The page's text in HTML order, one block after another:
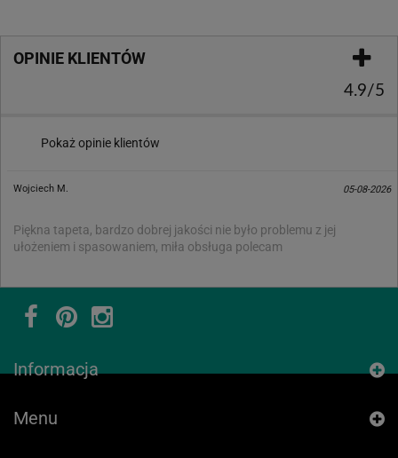
OPINIE KLIENTÓW
4.9/5
Pokaż opinie klientów
Wojciech M. 05-08-2026
Piękna tapeta, bardzo dobrej jakości nie było problemu z jej
ułożeniem i spasowaniem, miła obsługa polecam
Informacja
Menu